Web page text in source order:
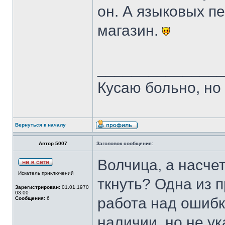
он. А языковых
магазин.
Кусаю больно,
Вернуться к началу
Автор 5007 Заголовок сообщения:
Искатель приключений
Зарегистрирован: 01.01.1970
03:00
Сообщения: 6
Волчица, а
ткнуть? Одна из
работа над